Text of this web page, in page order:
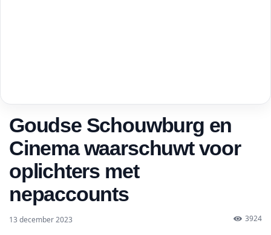
Goudse Schouwburg en
Cinema waarschuwt voor
oplichters met
nepaccounts
13 december 2023 3924